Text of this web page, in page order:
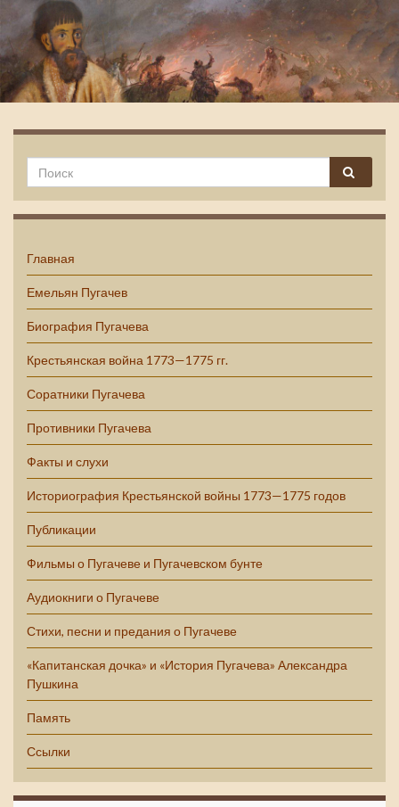
Емельян Пугачев
Главная
Емельян Пугачев
Биография Пугачева
Крестьянская война 1773—1775 гг.
Соратники Пугачева
Противники Пугачева
Факты и слухи
Историография Крестьянской войны 1773—1775 годов
Публикации
Фильмы о Пугачеве и Пугачевском бунте
Аудиокниги о Пугачеве
Стихи, песни и предания о Пугачеве
«Капитанская дочка» и «История Пугачева» Александра
Пушкина
Память
Ссылки